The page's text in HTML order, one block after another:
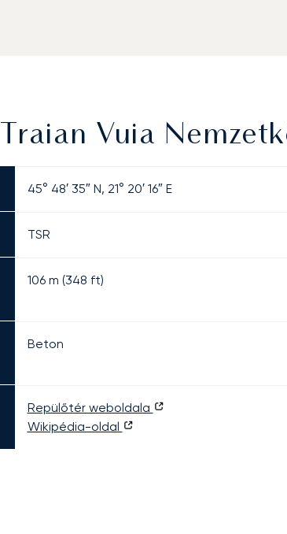
Vuia
45° 48′ 35″ N, 21° 20′ 16″ E
TSR
106 m (348 ft)
Beton
Repülőtér weboldala
Wikipédia-oldal